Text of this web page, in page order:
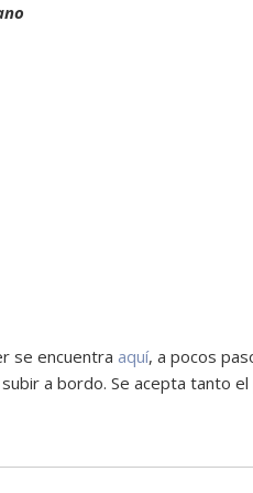
se encuentra aquí, a pocos
a bordo. Se acepta tanto